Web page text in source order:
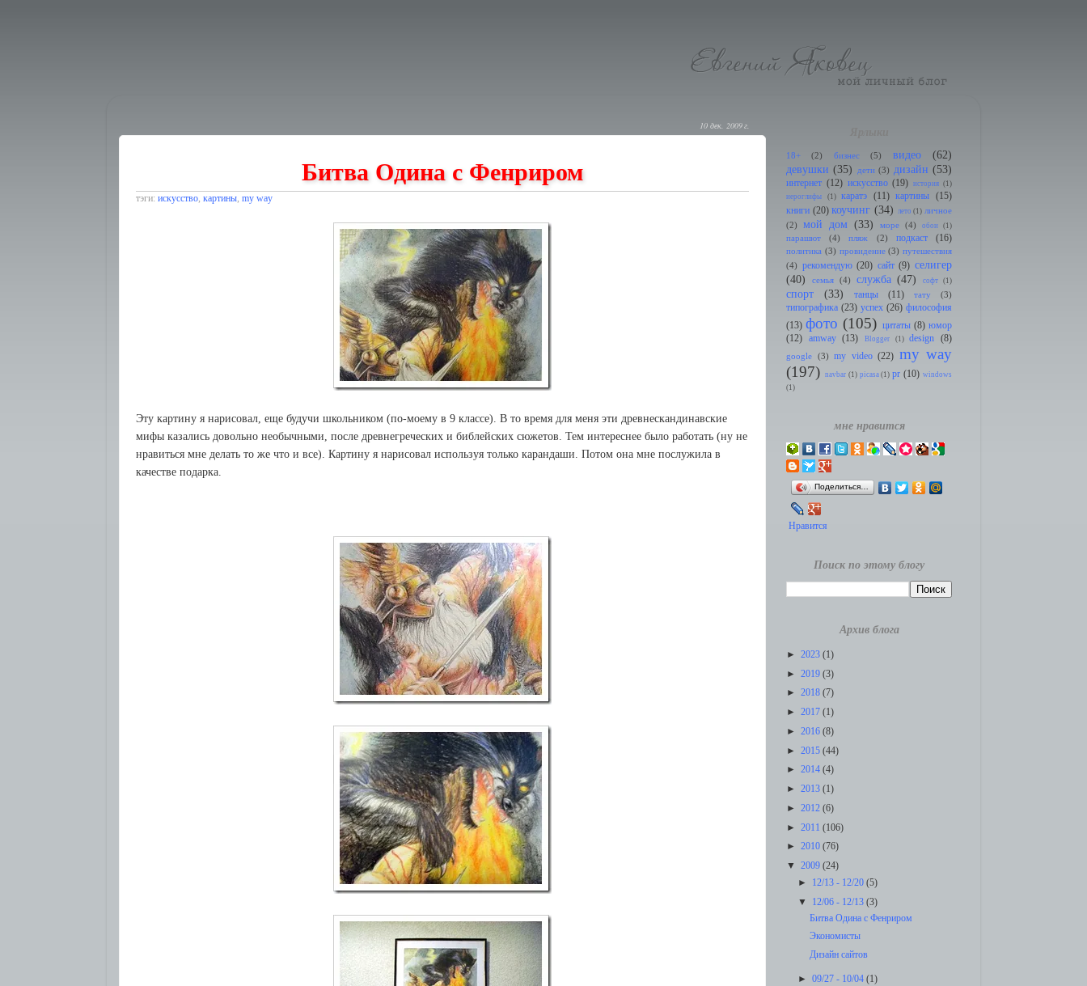
10 дек. 2009 г.
Битва Одина с Фенриром
тэги: искусство, картины, my way
Эту картину я нарисовал, еще будучи школьником (по-моему в 9 классе). В то время для меня эти древнескандинавские
мифы казались довольно необычными, после древнегреческих и библейских сюжетов. Тем интереснее было работать (ну не
нравиться мне делать то же что и все). Картину я нарисовал используя только карандаши. Потом она мне послужила в
качестве подарка.
18+ (2) бизнес (5) видео
(62)
девушки (35) дети (3) дизайн (53)
интернет (12) искусство (19) история (1)
иeроглифы
(1) каратэ (11) картины
(15)
книги (20) коучинг (34) лето (1) личное
(2)
мой дом (33) море (4) обои (1)
парашют (4) пляж (2) подкаст (16)
политика (3) провидение (3) путешествия
(4)
рекомендую (20) сайт (9) селигер
(40)
семья (4) служба (47) софт (1)
спорт (33) танцы (11) тату (3)
типографика (23) успех (26) философия
(13) фото (105) цитаты (8) юмор
(12)
amway (13) Blogger (1) design (8)
google (3) my video (22) my way
(197) navbar (1) picasa (1) pr (10) windows
(1)
мне нравится
Поделиться…
Нравится
Поиск по этому блогу
Архив блога
► 2023 (1)
► 2019 (3)
► 2018 (7)
► 2017 (1)
► 2016 (8)
► 2015 (44)
► 2014 (4)
► 2013 (1)
► 2012 (6)
► 2011 (106)
► 2010 (76)
▼ 2009 (24)
► 12/13 - 12/20(5)
▼ 12/06 - 12/13(3)
Битва Одина с Фенриром
Экономисты
Дизайн сайтов
►09/27 - 10/04(1)